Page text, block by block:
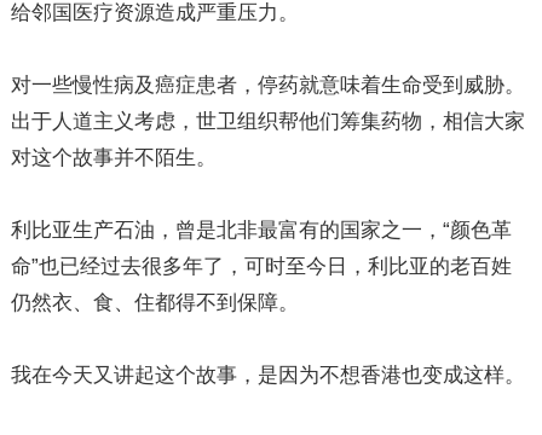
给邻国医疗资源造成严重压力。
对一些慢性病及癌症患者，停药就意味着生命受到威胁。
出于人道主义考虑，世卫组织帮他们筹集药物，相信大家
对这个故事并不陌生。
利比亚生产石油，曾是北非最富有的国家之一，“颜色革
命”也已经过去很多年了，可时至今日，利比亚的老百姓
仍然衣、食、住都得不到保障。
我在今天又讲起这个故事，是因为不想香港也变成这样。